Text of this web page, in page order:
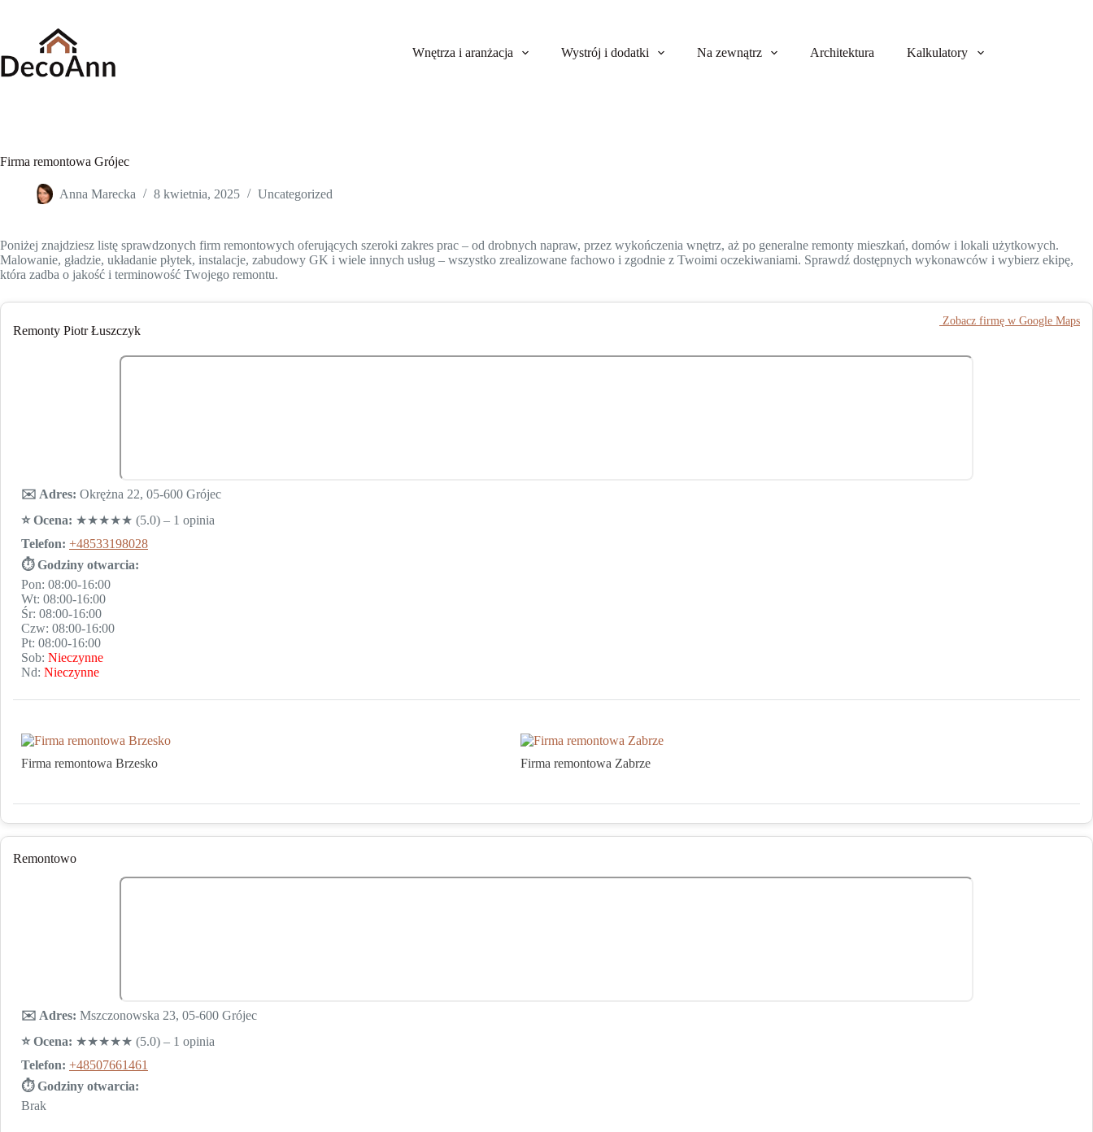
Wnętrza i aranżacja
Wystrój i dodatki Na zewnątrz Architektura Kalkulatory
Firma remontowa Grójec
Anna Marecka 8 kwietnia, 2025 Uncategorized
Poniżej znajdziesz listę sprawdzonych firm remontowych oferujących szeroki zakres prac – od drobnych napraw, przez wykończenia wnętrz, aż po generalne remonty mieszkań, domów i lokali użytkowych.
Malowanie, gładzie, układanie płytek, instalacje, zabudowy GK i wiele innych usług – wszystko zrealizowane fachowo i zgodnie z Twoimi oczekiwaniami. Sprawdź dostępnych wykonawców i wybierz ekipę,
która zadba o jakość i terminowość Twojego remontu.
Remonty Piotr Łuszczyk
️ Zobacz firmę w Google Maps
✉️ Adres: Okrężna 22, 05-600 Grójec
⭐️ Ocena: ★★★★★ (5.0) – 1 opinia
Telefon: +48533198028
⏱ Godziny otwarcia:
Pon: 08:00-16:00
Wt: 08:00-16:00
Śr: 08:00-16:00
Czw: 08:00-16:00
Pt: 08:00-16:00
Sob: Nieczynne
Nd: Nieczynne
Firma remontowa Brzesko Firma remontowa Zabrze
Remontowo
✉️ Adres: Mszczonowska 23, 05-600 Grójec
⭐️ Ocena: ★★★★★ (5.0) – 1 opinia
Telefon: +48507661461
⏱ Godziny otwarcia:
Brak